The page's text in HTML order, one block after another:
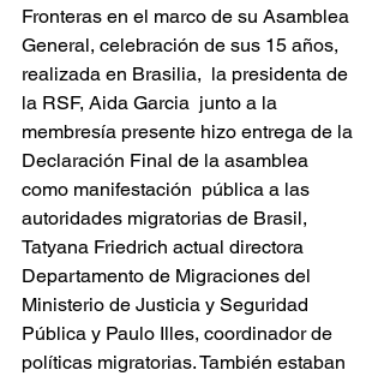
Fronteras en el marco de su Asamblea
General, celebración de sus 15 años,
realizada en Brasilia, la presidenta de
la RSF, Aida Garcia  junto a la
membresía presente hizo entrega de la
Declaración Final de la asamblea
como manifestación  pública a las
autoridades migratorias de Brasil,
Tatyana Friedrich actual directora
Departamento de Migraciones del
Ministerio de Justicia y Seguridad
Pública y Paulo Illes, coordinador de
políticas migratorias. También estaban